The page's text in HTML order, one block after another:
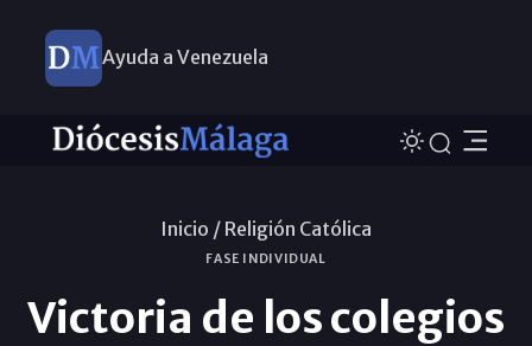
Ayuda a Venezuela
Inicio / Religión Católica
FASE INDIVIDUAL
Victoria de los colegios